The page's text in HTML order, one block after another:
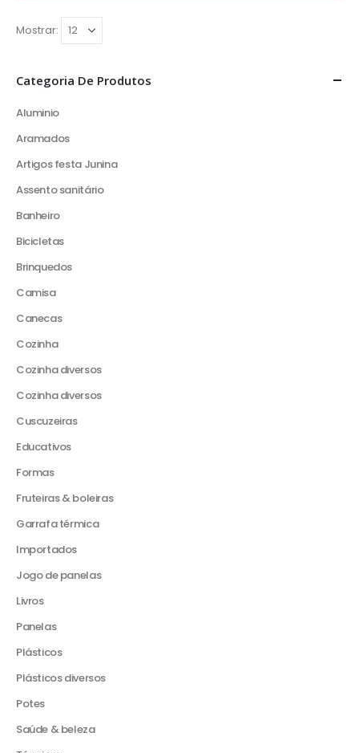
Mostrar:
Categoria De Produtos
Aluminio
Aramados
Artigos festa Junina
Assento sanitário
Banheiro
Bicicletas
Brinquedos
Camisa
Canecas
Cozinha
Cozinha diversos
Cozinha diversos
Cuscuzeiras
Educativos
Formas
Fruteiras & boleiras
Garrafa térmica
Importados
Jogo de panelas
Livros
Panelas
Plásticos
Plásticos diversos
Potes
Saúde & beleza